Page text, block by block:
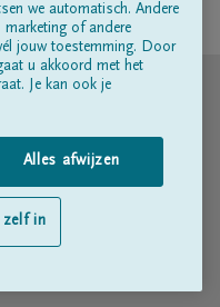
we automatisch. Andere
of andere
jouw toestemming. Door
u akkoord met het
Je kan ook je
Alles afwijzen
zelf in